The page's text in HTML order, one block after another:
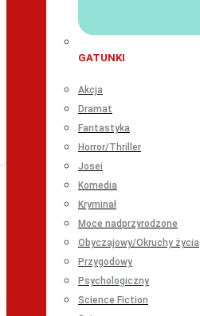
GATUNKI
Akcja
Dramat
Fantastyka
Horror/Thriller
Josei
Komedia
Kryminał
Moce nadprzyrodzone
Obyczajowy/Okruchy życia
Przygodowy
Psychologiczny
Science Fiction